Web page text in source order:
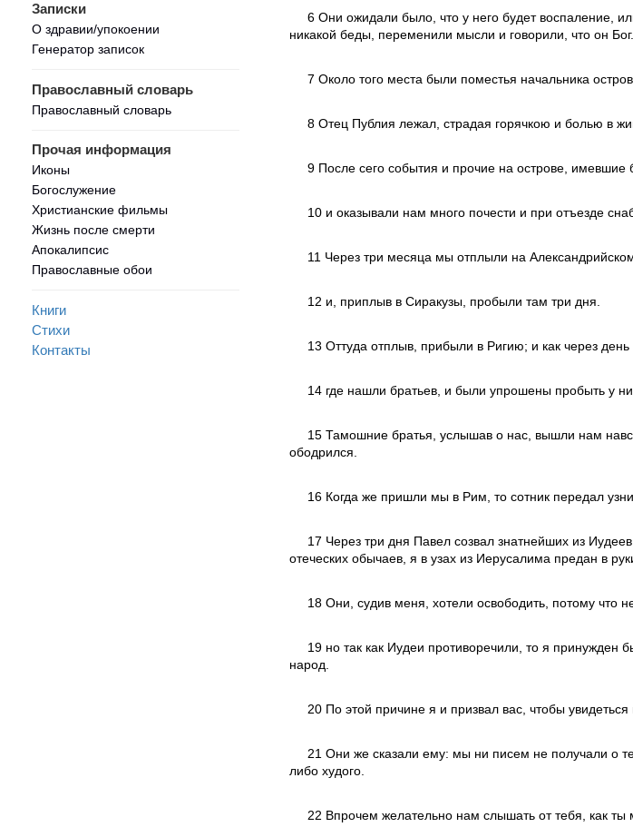
Записки
О здравии/упокоении
Генератор записок
Православный словарь
Православный словарь
Прочая информация
Иконы
Богослужение
Христианские фильмы
Жизнь после смерти
Апокалипсис
Православные обои
Книги
Стихи
Контакты
6 Они ожидали было, что у него будет воспаление,
никакой беды, переменили мысли и говорили, что он Бог.
7 Около того места были поместья начальника
8 Отец Публия лежал, страдая горячкою и болью в
9 После сего события и прочие на острове,
10 и оказывали нам много почести и при отъезде
11 Через три месяца мы отплыли на
12 и, приплыв в Сиракузы, пробыли там три дня.
13 Оттуда отплыв, прибыли в Ригию; и как через
14 где нашли братьев, и были упрошены пробыть у
15 Тамошние братья, услышав о нас, вышли нам
ободрился.
16 Когда же пришли мы в Рим, то сотник передал
17 Через три дня Павел созвал знатнейших из
отеческих обычаев, я в узах из Иерусалима предан в
18 Они, судив меня, хотели освободить, потому что
19 но так как Иудеи противоречили, то я принужден
народ.
20 По этой причине я и призвал вас, чтобы
21 Они же сказали ему: мы ни писем не получали о
либо худого.
22 Впрочем желательно нам слышать от тебя, как ты